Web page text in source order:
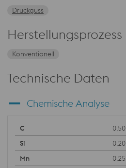
Druckguss
Herstellungsprozess
Konventionell
Technische Daten
Chemische Analyse
0,50
0,20
0,25